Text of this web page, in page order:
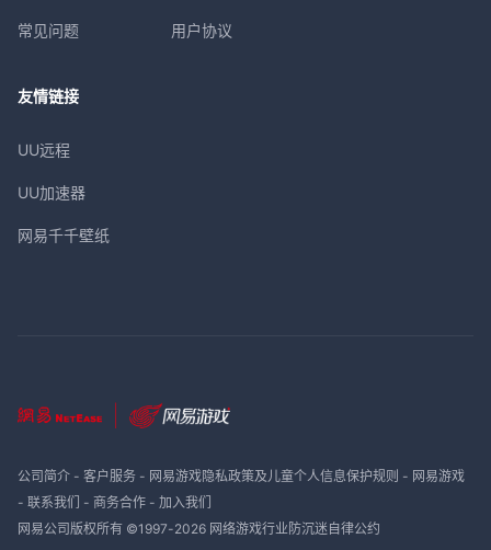
常见问题 用户协议
友情链接
UU远程
UU加速器
网易千千壁纸
公司简介- 客户服务- 网易游戏隐私政策及儿童个人信息保护规则 - 网易游戏
- 联系我们 - 商务合作- 加入我们
网易公司版权所有 ©1997-2026 网络游戏行业防沉迷自律公约